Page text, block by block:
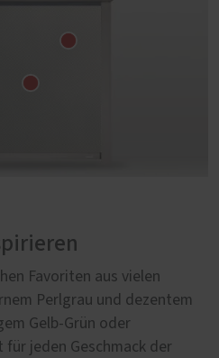
Favoriten aus vielen
Perlgrau und dezentem
Gelb-Grün oder
für jeden Geschmack der